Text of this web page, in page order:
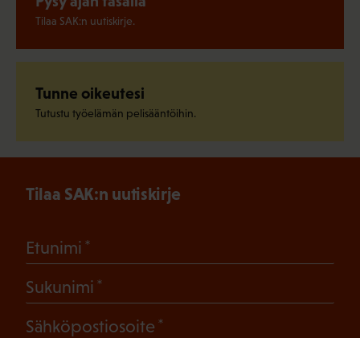
Tilaa SAK:n uutiskirje.
Tunne oikeutesi
Tutustu työelämän pelisääntöihin.
Tilaa SAK:n uutiskirje
Etunimi
Sukunimi
Sähköpostiosoite